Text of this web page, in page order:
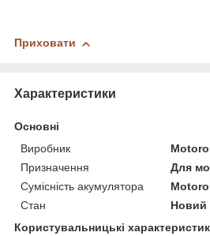
Приховати
Характеристики
Основні
Виробник
Призначення
Для
Сумісність акумулятора
Стан
Новий
Користувальницькі